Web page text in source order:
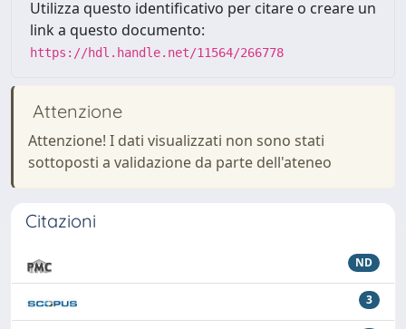
Utilizza questo identificativo per citare o creare un
link a questo documento:
https://hdl.handle.net/11564/266778
Attenzione
Attenzione! I dati visualizzati non sono stati
sottoposti a validazione da parte dell'ateneo
Citazioni
ND
3